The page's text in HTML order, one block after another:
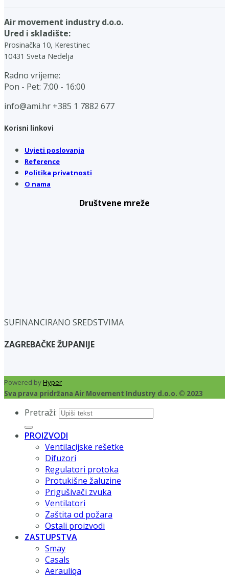
Air movement industry d.o.o.
Ured i skladište:
Prosinačka 10, Kerestinec
10431 Sveta Nedelja
Radno vrijeme:
Pon - Pet: 7:00 - 16:00
info@ami.hr +385 1 7882 677
Korisni linkovi
Uvjeti poslovanja
Reference
Politika privatnosti
O nama
Društvene mreže
SUFINANCIRANO SREDSTVIMA
ZAGREBAČKE ŽUPANIJE
Powered byHyper
Sva prava pridržana Air Movement Industry d.o.o. © 2023
Pretraži:
PROIZVODI
Ventilacijske rešetke
Difuzori
Regulatori protoka
Protukišne žaluzine
Prigušivači zvuka
Ventilatori
Zaštita od požara
Ostali proizvodi
ZASTUPSTVA
Smay
Casals
Aerauliqa